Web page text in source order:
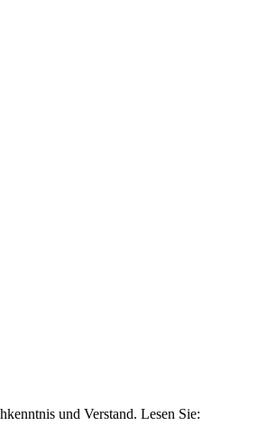
und Verstand. Lesen Sie: